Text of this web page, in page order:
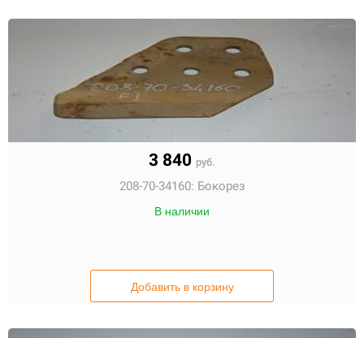
3 840 руб.
208-70-34160: Бокорез
В наличии
Добавить в корзину